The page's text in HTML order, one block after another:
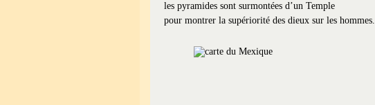
les pyramides sont surmontées d’un Temple
pour montrer la supériorité des dieux sur les hommes.